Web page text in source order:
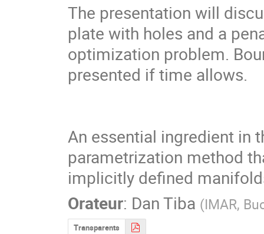
The presentation will
plate with holes and a
optimization problem.
presented if time allows.
An essential ingredient in
parametrization method
implicitly defined
Orateur: Dan Tiba (IMAR,
Transparents